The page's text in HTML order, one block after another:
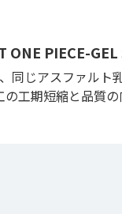
PIECE-GEL
同じアスファル
工期短縮と品質